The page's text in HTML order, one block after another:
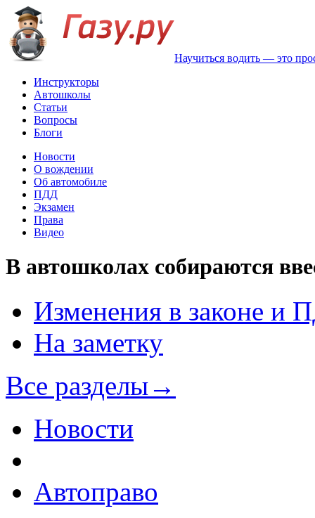
Научиться водить — это
Инструкторы
Автошколы
Статьи
Вопросы
Блоги
Новости
О вождении
Об автомобиле
ПДД
Экзамен
Права
Видео
В автошколах собираются
Изменения в законе и
На заметку
Все разделы→
Новости
Автоправо